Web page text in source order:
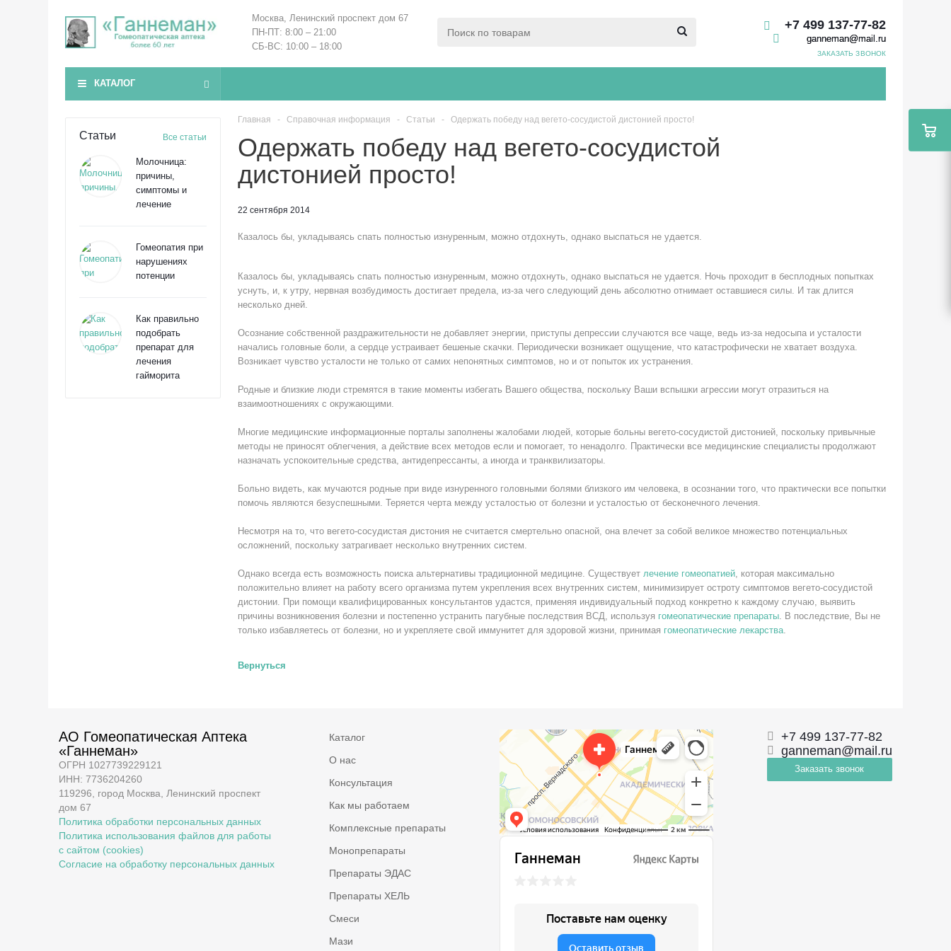
Москва, Ленинский проспект дом 67
ПН-ПТ: 8:00 – 21:00
СБ-ВС: 10:00 – 18:00
+7 499 137-77-82
ganneman@mail.ru
ЗАКАЗАТЬ ЗВОНОК
КАТАЛОГ
Статьи Все статьи
Молочница:
причины,
симптомы и
лечение
Гомеопатия при
нарушениях
потенции
Как правильно
подобрать
препарат для
лечения
гайморита
Главная - Справочная информация - Статьи - Одержать победу над вегето-сосудистой дистонией просто!
Одержать победу над вегето-сосудистой
дистонией просто!
22 сентября 2014
Казалось бы, укладываясь спать полностью изнуренным, можно отдохнуть, однако выспаться не удается.
Казалось бы, укладываясь спать полностью изнуренным, можно отдохнуть, однако выспаться не удается. Ночь проходит в бесплодных попытках
уснуть, и, к утру, нервная возбудимость достигает предела, из-за чего следующий день абсолютно отнимает оставшиеся силы. И так длится
несколько дней.
Осознание собственной раздражительности не добавляет энергии, приступы депрессии случаются все чаще, ведь из-за недосыпа и усталости
начались головные боли, а сердце устраивает бешеные скачки. Периодически возникает ощущение, что катастрофически не хватает воздуха.
Возникает чувство усталости не только от самих непонятных симптомов, но и от попыток их устранения.
Родные и близкие люди стремятся в такие моменты избегать Вашего общества, поскольку Ваши вспышки агрессии могут отразиться на
взаимоотношениях с окружающими.
Многие медицинские информационные порталы заполнены жалобами людей, которые больны вегето-сосудистой дистонией, поскольку привычные
методы не приносят облегчения, а действие всех методов если и помогает, то ненадолго. Практически все медицинские специалисты продолжают
назначать успокоительные средства, антидепрессанты, а иногда и транквилизаторы.
Больно видеть, как мучаются родные при виде изнуренного головными болями близкого им человека, в осознании того, что практически все попытки
помочь являются безуспешными. Теряется черта между усталостью от болезни и усталостью от бесконечного лечения.
Несмотря на то, что вегето-сосудистая дистония не считается смертельно опасной, она влечет за собой великое множество потенциальных
осложнений, поскольку затрагивает несколько внутренних систем.
Однако всегда есть возможность поиска альтернативы традиционной медицине. Существует лечение гомеопатией, которая максимально
положительно влияет на работу всего организма путем укрепления всех внутренних систем, минимизирует остроту симптомов вегето-сосудистой
дистонии. При помощи квалифицированных консультантов удастся, применяя индивидуальный подход конкретно к каждому случаю, выявить
причины возникновения болезни и постепенно устранить пагубные последствия ВСД, используя гомеопатические препараты. В последствие, Вы не
только избавляетесь от болезни, но и укрепляете свой иммунитет для здоровой жизни, принимая гомеопатические лекарства.
Вернуться
АО Гомеопатическая Аптека
«Ганнеман»
ОГРН 1027739229121
ИНН: 7736204260
119296, город Москва, Ленинский проспект
дом 67
Политика обработки персональных данных
Политика использования файлов для работы
с сайтом (cookies)
Согласие на обработку персональных данных
Каталог
О нас
Консультация
Как мы работаем
Комплексные препараты
Монопрепараты
Препараты ЭДАС
Препараты ХЕЛЬ
Смеси
Мази
+7 499 137-77-82
ganneman@mail.ru
Заказать звонок